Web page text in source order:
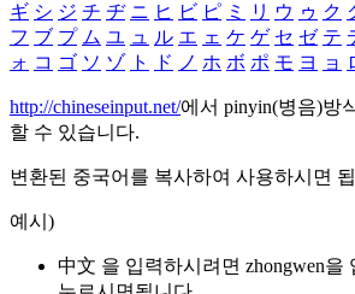
ギ シ ジ チ ヂ ニ ヒ ビ ピ ミ リ ウ ゥ ク
フ ブ プ ム ユ ュ ル エ ェ ケ ゲ セ ゼ テ
ォ コ ゴ ソ ゾ ト ド ノ ホ ボ ポ モ ヨ ョ
http://chineseinput.net/에서 pinyin(병음)방
할 수 있습니다.
변환된 중국어를 복사하여 사용하시면
예시)
中文 을 입력하시려면 zhongwen을